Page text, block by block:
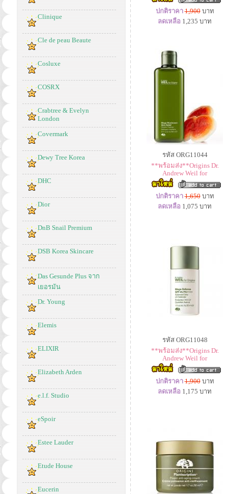
Clinique
Cle de peau Beaute
Cosluxe
COSRX
Crabtree & Evelyn
London
Covermark
Dewy Tree Korea
DHC
Dior
DnB Snail Premium
DSB Korea Skincare
Das Gesunde Plus จาก
เยอรมัน
Dr. Young
Elemis
ELIXIR
Elizabeth Arden
e.l.f. Studio
eSpoir
Estee Lauder
Etude House
Eucerin
ปกติราคา 1,900บาท
ลดเหลือ 1,235 บาท
รหัส ORG11044
**พร้อมส่ง**Origins Dr.
Andrew Weil for
ปกติราคา 1,650บาท
ลดเหลือ 1,075 บาท
รหัส ORG11048
**พร้อมส่ง**Origins Dr.
Andrew Weil for
ปกติราคา 1,900บาท
ลดเหลือ 1,175 บาท